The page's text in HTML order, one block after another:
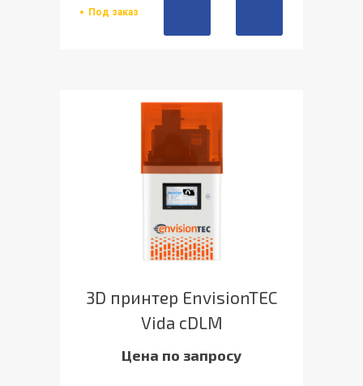
Под заказ
3D принтер EnvisionTEC
Vida cDLM
Цена по запросу